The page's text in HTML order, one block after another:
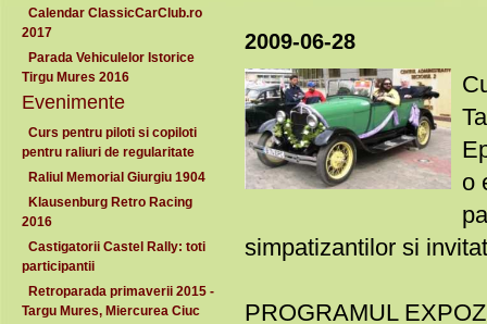
Calendar ClassicCarClub.ro
2017
Parada Vehiculelor Istorice
Tirgu Mures 2016
Evenimente
Curs pentru piloti si copiloti
pentru raliuri de regularitate
Raliul Memorial Giurgiu 1904
Klausenburg Retro Racing
2016
Castigatorii Castel Rally: toti
participantii
Retroparada primaverii 2015 -
Targu Mures, Miercurea Ciuc
2009-06-28
o
simpatizantilor si
PROGRAMUL